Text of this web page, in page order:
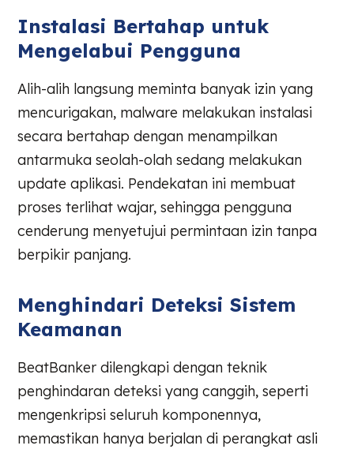
Instalasi Bertahap untuk
Mengelabui Pengguna
Alih-alih langsung meminta banyak izin yang
mencurigakan, malware melakukan instalasi
secara bertahap dengan menampilkan
antarmuka seolah-olah sedang melakukan
update aplikasi. Pendekatan ini membuat
proses terlihat wajar, sehingga pengguna
cenderung menyetujui permintaan izin tanpa
berpikir panjang.
Menghindari Deteksi Sistem
Keamanan
BeatBanker dilengkapi dengan teknik
penghindaran deteksi yang canggih, seperti
mengenkripsi seluruh komponennya,
memastikan hanya berjalan di perangkat asli